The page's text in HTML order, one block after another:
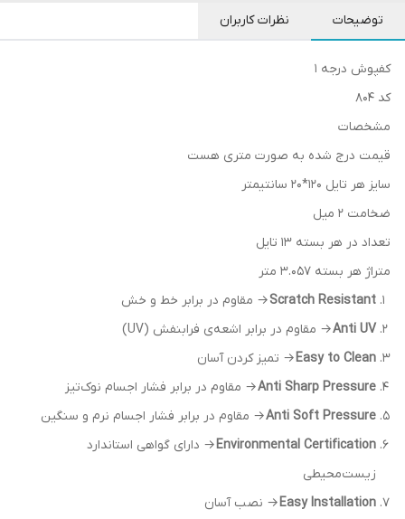
توضیحات نظرات کاربران
کفپوش درجه 1
کد 804
مشخصات
قیمت درج شده به صورت متری هست
سایز هر تایل 120*20 سانتیمتر
ضخامت 2 میل
تعداد در هر بسته 13 تایل
متراژ هر بسته 3.057 متر
Scratch Resistant→ مقاوم در برابر خط و خش
Anti UV→ مقاوم در برابر اشعه‌ی فرابنفش (UV)
Easy to Clean→ تمیز کردن آسان
Anti Sharp Pressure→ مقاوم در برابر فشار اجسام نوک‌تیز
Anti Soft Pressure→ مقاوم در برابر فشار اجسام نرم و سنگین
Environmental Certification→ دارای گواهی استاندارد
زیست‌محیطی
Easy Installation→ نصب آسان